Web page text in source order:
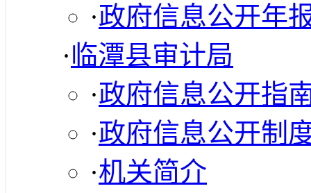
·政府信息公开年
·临潭县审计局
·政府信息公开指
·政府信息公开制
·机关简介